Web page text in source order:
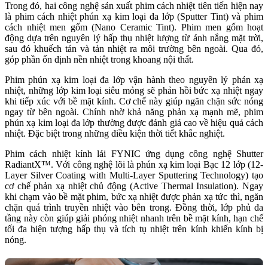
Trong đó, hai công nghệ sản xuất phim cách nhiệt tiên tiến hiện nay
là phim cách nhiệt phún xạ kim loại đa lớp (Sputter Tint) và phim
cách nhiệt men gốm (Nano Ceramic Tint). Phim men gốm hoạt
động dựa trên nguyên lý hấp thụ nhiệt lượng từ ánh nắng mặt trời,
sau đó khuếch tán và tản nhiệt ra môi trường bên ngoài. Qua đó,
góp phần ổn định nền nhiệt trong khoang nội thất.
Phim phún xạ kim loại đa lớp vận hành theo nguyên lý phản xạ
nhiệt, những lớp kim loại siêu mỏng sẽ phản hồi bức xạ nhiệt ngay
khi tiếp xúc với bề mặt kính. Cơ chế này giúp ngăn chặn sức nóng
ngay từ bên ngoài. Chính nhờ khả năng phản xạ mạnh mẽ, phim
phún xạ kim loại đa lớp thường được đánh giá cao về hiệu quả cách
nhiệt. Đặc biệt trong những điều kiện thời tiết khắc nghiệt.
Phim cách nhiệt kính lái FYNIC ứng dụng công nghệ Shutter
RadiantX™. Với công nghệ lõi là phún xạ kim loại Bạc 12 lớp (12-
Layer Silver Coating with Multi-Layer Sputtering Technology) tạo
cơ chế phản xạ nhiệt chủ động (Active Thermal Insulation). Ngay
khi chạm vào bề mặt phim, bức xạ nhiệt được phản xạ tức thì, ngăn
chặn quá trình truyền nhiệt vào bên trong. Đồng thời, lớp phủ đa
tầng này còn giúp giải phóng nhiệt nhanh trên bề mặt kính, hạn chế
tối đa hiện tượng hấp thụ và tích tụ nhiệt trên kính khiến kính bị
nóng.